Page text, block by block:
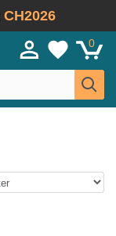
CH2026
0